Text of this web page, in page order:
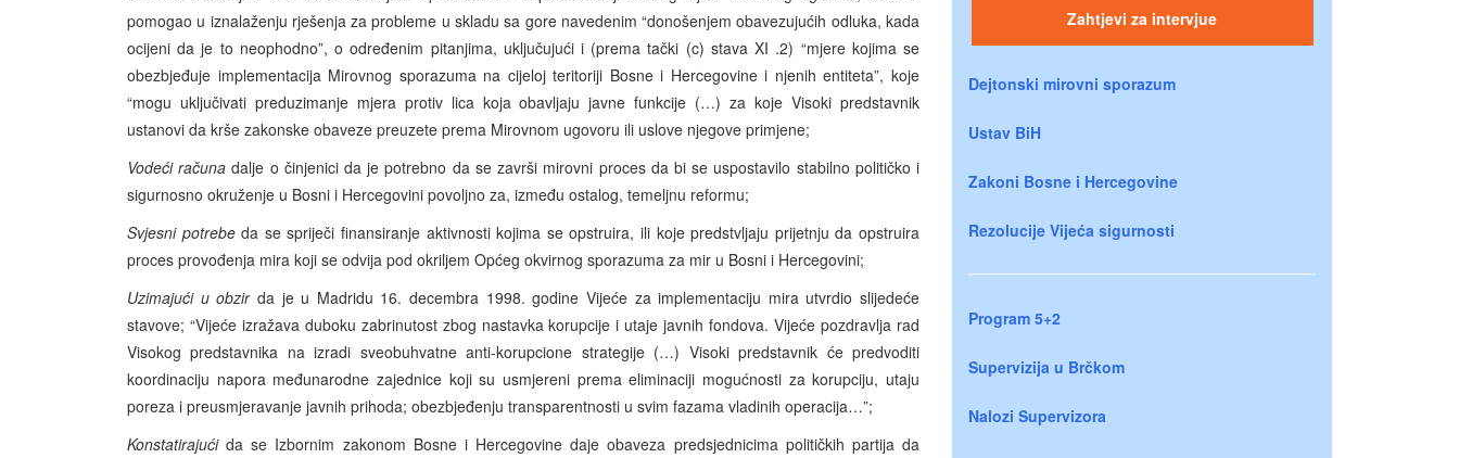
pomogao u iznalaženju rješenja za probleme u skladu sa gore navedenim “donošenjem obavezujućih odluka, kada
ocijeni da je to neophodno”, o određenim pitanjima, uključujući i (prema tački (c) stava XI .2) “mjere kojima se
obezbjeđuje implementacija Mirovnog sporazuma na cijeloj teritoriji Bosne i Hercegovine i njenih entiteta”, koje
“mogu uključivati preduzimanje mjera protiv lica koja obavljaju javne funkcije (…) za koje Visoki predstavnik
ustanovi da krše zakonske obaveze preuzete prema Mirovnom ugovoru ili uslove njegove primjene;
Vodeći računadalje o činjenici da je potrebno da se završi mirovni proces da bi se uspostavilo stabilno političko i
sigurnosno okruženje u Bosni i Hercegovini povoljno za, između ostalog, temeljnu reformu;
Svjesni potrebeda se spriječi finansiranje aktivnosti kojima se opstruira, ili koje predstvljaju prijetnju da opstruira
proces provođenja mira koji se odvija pod okriljem Općeg okvirnog sporazuma za mir u Bosni i Hercegovini;
Uzimajući u obzirda je u Madridu 16. decembra 1998. godine Vijeće za implementaciju mira utvrdio slijedeće
stavove; “Vijeće izražava duboku zabrinutost zbog nastavka korupcije i utaje javnih fondova. Vijeće pozdravlja rad
Visokog predstavnika na izradi sveobuhvatne anti-korupcione strategije (…) Visoki predstavnik će predvoditi
koordinaciju napora međunarodne zajednice koji su usmjereni prema eliminaciji mogućnosti za korupciju, utaju
poreza i preusmjeravanje javnih prihoda; obezbjeđenju transparentnosti u svim fazama vladinih operacija…”;
Konstatirajućida se Izbornim zakonom Bosne i Hercegovine daje obaveza predsjednicima političkih partija da
Zahtjevi za intervjue
Dejtonski mirovni sporazum
Ustav BiH
Zakoni Bosne i Hercegovine
Rezolucije Vijeća sigurnosti
Program 5+2
Supervizija u Brčkom
Nalozi Supervizora